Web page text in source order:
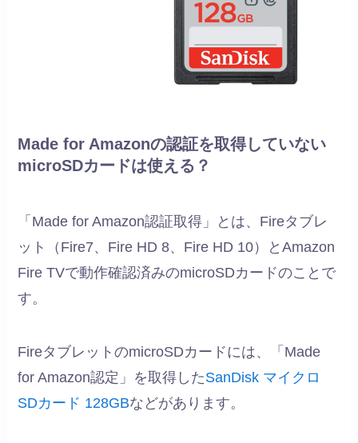
Made for Amazonの認証を取得していない
microSDカードは使える？
「Made for Amazon認証取得」とは、Fireタブレ
ット（Fire7、Fire HD 8、Fire HD 10）とAmazon
Fire TVで動作確認済みのmicroSDカードのことで
す。
FireタブレットのmicroSDカードには、「Made
for Amazon認定」を取得したSanDisk マイクロ
SDカード 128GBなどがあります。